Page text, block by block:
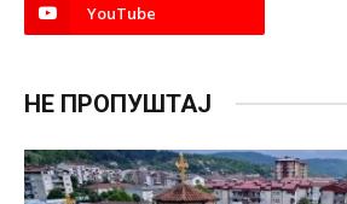
YouTube
НЕ ПРОПУШТАЈ